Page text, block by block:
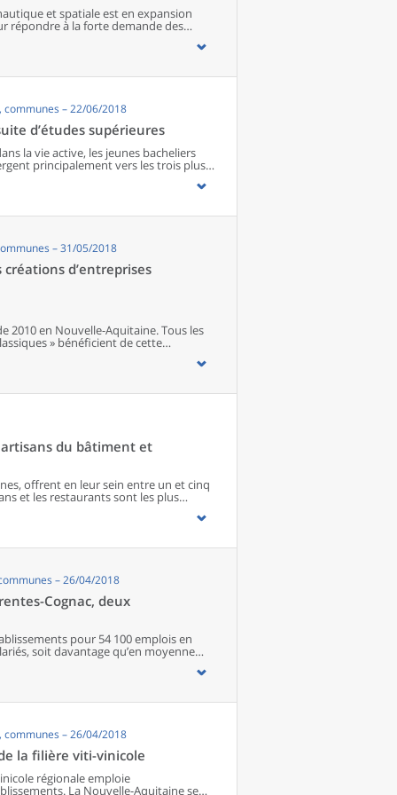
et spatiale est en expansion
répondre à la forte demande des
à plein régime et sont proches de
– 22/06/2018
d’études supérieures
la vie active, les jeunes bacheliers
principalement vers les trois plus
Plus d’un étudiant sur deux
des principaux lieux de formation.
au regard de ces éléments, sont
conduits à choisir les formations
de technicien supérieur en
– 31/05/2018
d’entreprises
2010 en Nouvelle-Aquitaine. Tous les
» bénéficient de cette
rompent avec la désaffection
les secteurs d’activité. Le nombre de
artisans du bâtiment et
offrent en leur sein entre un et cinq
et les restaurants sont les plus
agricole. Les commerces
de façon significative que dans
encore plus large. Aux
– 26/04/2018
Cognac, deux
pour 54 100 emplois en
soit davantage qu’en moyenne
négociants, en passant par la
plan dans la filière. Parmi eux,
chaque bassin dispose d’une
les exploitations agricoles intègrent
Charentes-Cognac, les activités sont
des boissons. Dans la filière
le reste de l’économie régionale,
élevés qu’en moyenne. Enfin, les
– 26/04/2018
la filière viti-vinicole
régionale emploie
La Nouvelle-Aquitaine se